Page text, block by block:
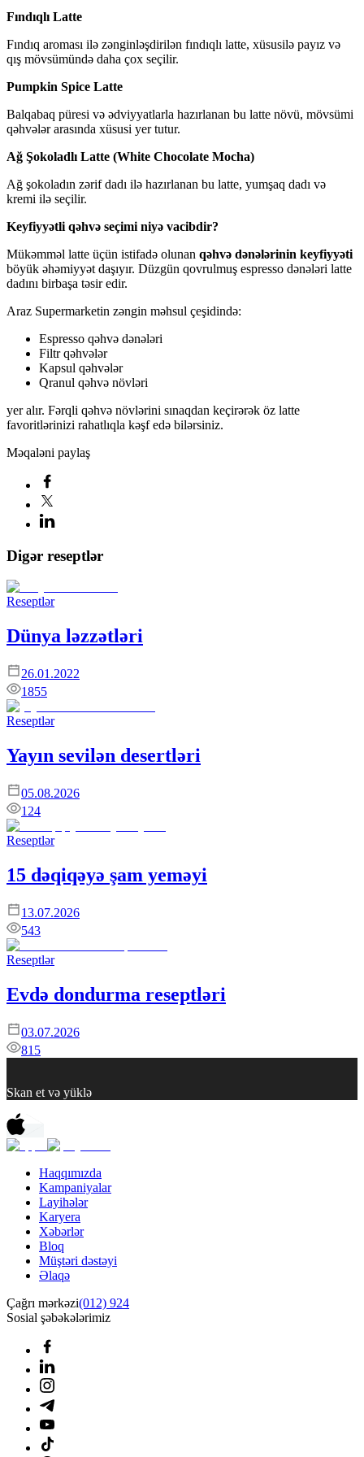
Fındıqlı Latte
Fındıq aroması ilə zənginləşdirilən fındıqlı latte, xüsusilə payız və
qış mövsümündə daha çox seçilir.
Pumpkin Spice Latte
Balqabaq püresi və ədviyyatlarla hazırlanan bu latte növü, mövsümi
qəhvələr arasında xüsusi yer tutur.
Ağ Şokoladlı Latte (White Chocolate Mocha)
Ağ şokoladın zərif dadı ilə hazırlanan bu latte, yumşaq dadı və
kremi ilə seçilir.
Keyfiyyətli qəhvə seçimi niyə vacibdir?
Mükəmməl latte üçün istifadə olunan qəhvə dənələrinin keyfiyyəti
böyük əhəmiyyət daşıyır. Düzgün qovrulmuş espresso dənələri latte
dadını birbaşa təsir edir.
Araz Supermarketin zəngin məhsul çeşidində:
Espresso qəhvə dənələri
Filtr qəhvələr
Kapsul qəhvələr
Qranul qəhvə növləri
yer alır. Fərqli qəhvə növlərini sınaqdan keçirərək öz latte
favoritlərinizi rahatlıqla kəşf edə bilərsiniz.
Məqaləni paylaş
Digər reseptlər
Reseptlər
Dünya ləzzətləri
26.01.2022
1855
Reseptlər
Yayın sevilən desertləri
05.08.2026
124
Reseptlər
15 dəqiqəyə şam yeməyi
13.07.2026
543
Reseptlər
Evdə dondurma reseptləri
03.07.2026
815
Skan et və yüklə
Haqqımızda
Kampaniyalar
Layihələr
Karyera
Xəbərlər
Bloq
Müştəri dəstəyi
Əlaqə
Çağrı mərkəzi(012) 924
Sosial şəbəkələrimiz